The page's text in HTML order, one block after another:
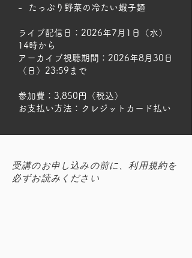
- たっぷり野菜の冷たい蝦子麺
ライブ配信日：2026年7月1日（水）
14時から
アーカイブ視聴期間：2026年8月30日
（日）23:59まで
​参加費：3,850円（税込）
​お支払い方法：クレジットカード払い
受講のお申し込みの前に、利用規約を
必ずお読みください